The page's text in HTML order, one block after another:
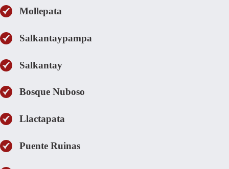
Mollepata
Salkantaypampa
Salkantay
Bosque Nuboso
Llactapata
Puente Ruinas